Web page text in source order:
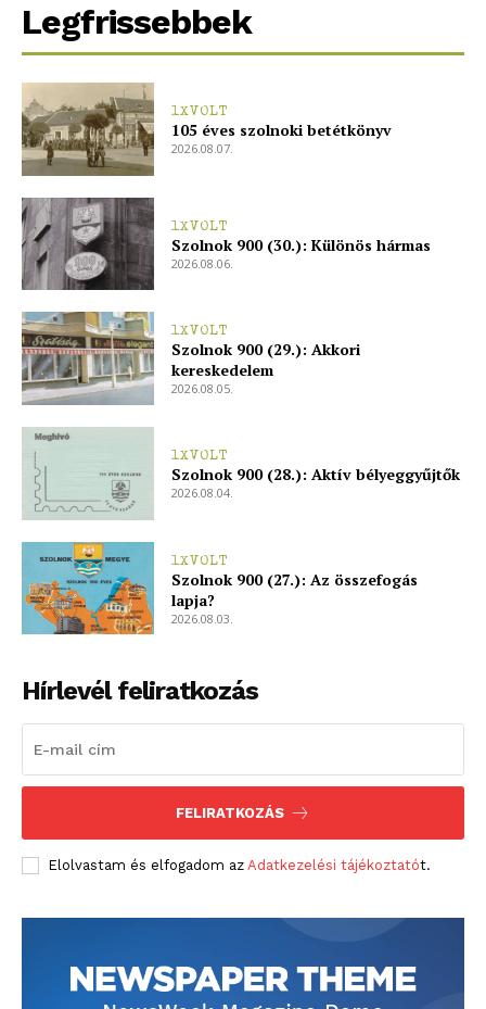
Legfrissebbek
1XVOLT
105 éves szolnoki betétkönyv
2026.08.07.
1XVOLT
Szolnok 900 (30.): Különös hármas
2026.08.06.
1XVOLT
Szolnok 900 (29.): Akkori
kereskedelem
2026.08.05.
1XVOLT
Szolnok 900 (28.): Aktív bélyeggyűjtők
2026.08.04.
1XVOLT
Szolnok 900 (27.): Az összefogás
lapja?
2026.08.03.
Hírlevél feliratkozás
FELIRATKOZÁS
Elolvastam és elfogadom az Adatkezelési tájékoztatót.